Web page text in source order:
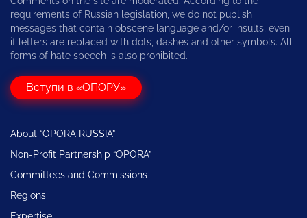
requirements of Russian legislation, we do not publish
messages that contain obscene language and/or insults, even
if letters are replaced with dots, dashes and other symbols. All
forms of hate speech is also prohibited.
Вступи в «ОПОРУ»
About “OPORA RUSSIA”
Non-Profit Partnership “OPORA”
Committees and Commissions
Regions
Expertise